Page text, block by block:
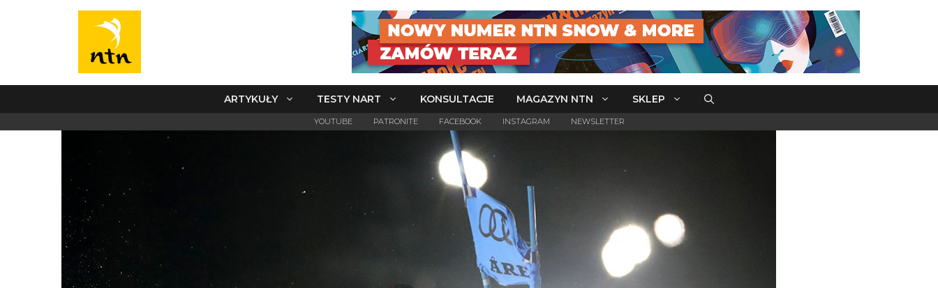
ARTYKUŁY TESTY NART KONSULTACJE MAGAZYN NTN SKLEP
YOUTUBE PATRONITE FACEBOOK INSTAGRAM NEWSLETTER